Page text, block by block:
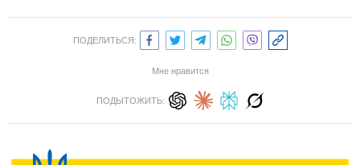
ПОДЕЛИТЬСЯ:
Мне нравится
ПОДЫТОЖИТЬ: